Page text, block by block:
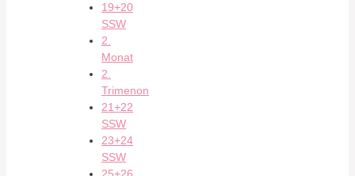
19+20
SSW
2.
Monat
2.
Trimenon
21+22
SSW
23+24
SSW